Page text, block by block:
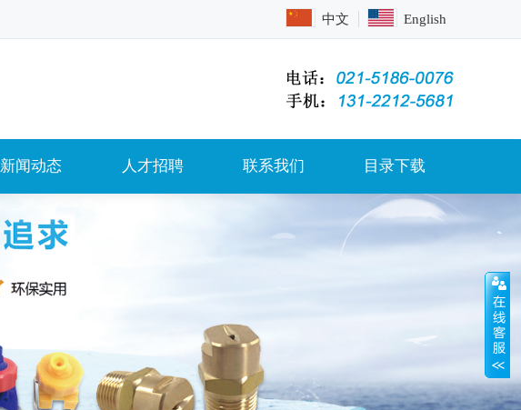
中文 English
新闻动态 人才招聘 联系我们 目录下载